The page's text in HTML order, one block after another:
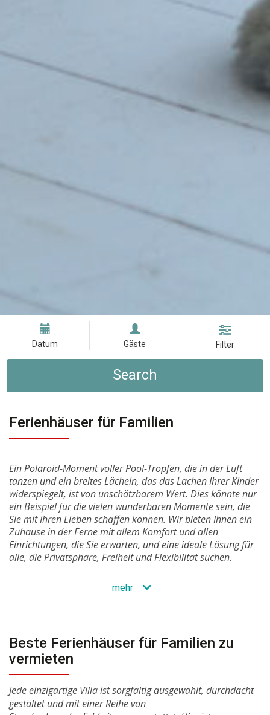
Datum Gäste Filter
Search
Ferienhäuser für Familien
Ein Polaroid-Moment voller Pool-Tropfen, die in der Luft
tanzen und ein breites Lächeln, das das Lachen Ihrer Kinder
widerspiegelt, ist von unschätzbarem Wert. Dies könnte nur
ein Beispiel für die vielen wunderbaren Momente sein, die
Sie mit Ihren Lieben schaffen können. Wir bieten Ihnen ein
Zuhause in der Ferne mit allem Komfort und allen
Einrichtungen, die Sie erwarten, und eine ideale Lösung für
alle, die Privatsphäre, Freiheit und Flexibilität suchen.
mehr
Beste Ferienhäuser für Familien zu
vermieten
Jede einzigartige Villa ist sorgfältig ausgewählt, durchdacht
gestaltet und mit einer Reihe von